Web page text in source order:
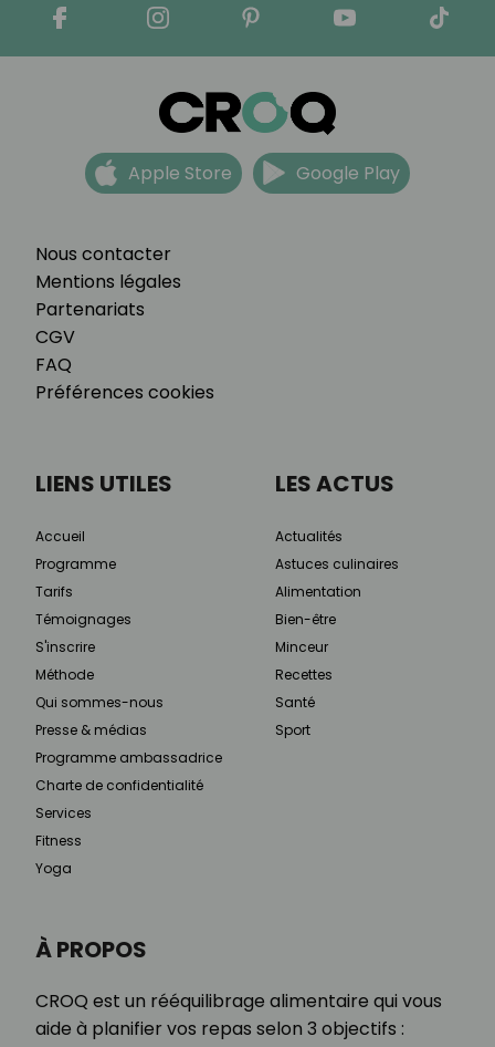
Nous contacter
Mentions légales
Partenariats
CGV
FAQ
Préférences cookies
Apple Store Google Play
À PROPOS
CROQ est un rééquilibrage alimentaire qui vous
aide à planifier vos repas selon 3 objectifs :
LIENS UTILES
Accueil
Programme
Tarifs
Témoignages
S'inscrire
Méthode
Qui sommes-nous
Presse & médias
Programme ambassadrice
Charte de confidentialité
Services
Fitness
Yoga
LES ACTUS
Actualités
Astuces culinaires
Alimentation
Bien-être
Minceur
Recettes
Santé
Sport